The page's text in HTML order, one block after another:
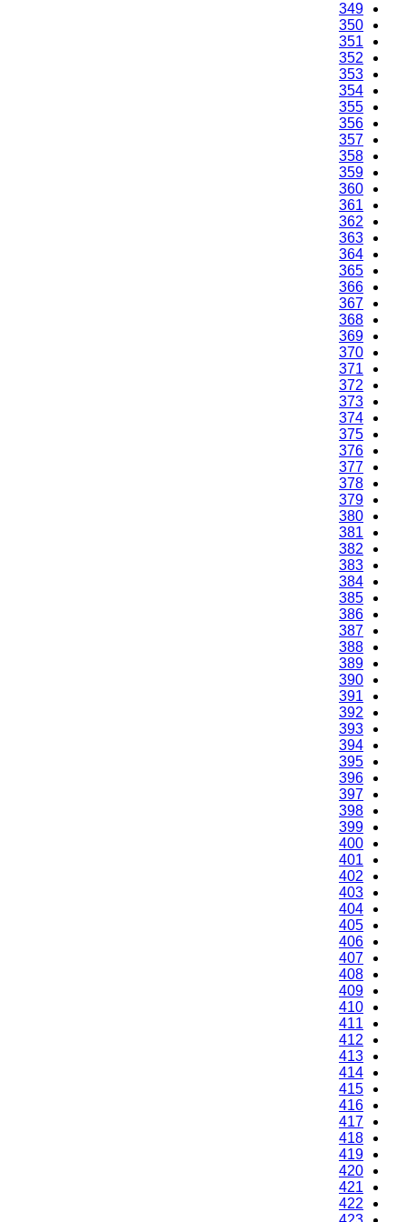
349
350
351
352
353
354
355
356
357
358
359
360
361
362
363
364
365
366
367
368
369
370
371
372
373
374
375
376
377
378
379
380
381
382
383
384
385
386
387
388
389
390
391
392
393
394
395
396
397
398
399
400
401
402
403
404
405
406
407
408
409
410
411
412
413
414
415
416
417
418
419
420
421
422